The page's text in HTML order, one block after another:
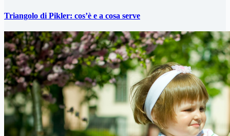
Triangolo di Pikler: cos’è e a cosa serve